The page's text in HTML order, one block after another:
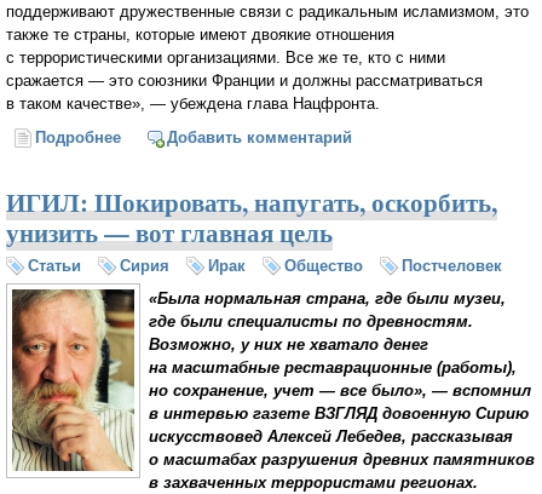
поддерживают дружественные связи с радикальным исламизмом, это
также те страны, которые имеют двоякие отношения
с террористическими организациями. Все же те, кто с ними
сражается — это союзники Франции и должны рассматриваться
в таком качестве», — убеждена глава Нацфронта.
Подробнее о Марин Ле Пен призвала запретить исламистские
Добавить комментарий
ИГИЛ: Шокировать, напугать, оскорбить,
унизить — вот главная цель
Статьи Сирия Ирак Общество
Постчеловек
«Была нормальная страна, где были музеи,
где были специалисты по древностям.
Возможно, у них не хватало денег
на масштабные реставрационные (работы),
но сохранение, учет — все было», — вспомнил
в интервью газете ВЗГЛЯД довоенную Сирию
искусствовед Алексей Лебедев, рассказывая
о масштабах разрушения древних памятников
в захваченных террористами регионах.